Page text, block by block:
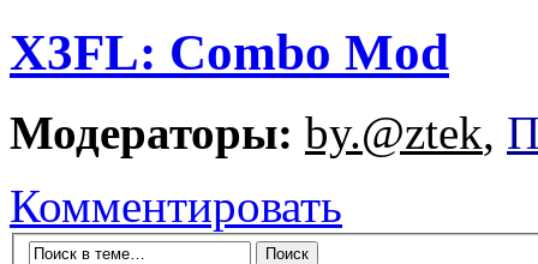
X3FL: Combo Mod
Модераторы: by.@ztek,
Комментировать